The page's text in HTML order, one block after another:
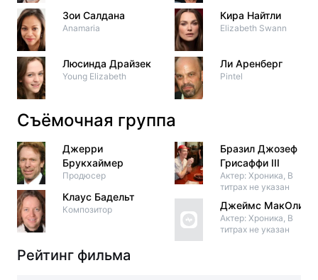
Зои Салдана
Anamaria
Люсинда Драйзек
Young Elizabeth
Кира Найтли
Elizabeth Swann
Ли Аренберг
Pintel
Съёмочная группа
Джерри
Брукхаймер
Продюсер
Клаус Бадельт
Композитор
Бразил Джозеф
Грисаффи III
Актер: Хроника, В
титрах не указан
Джеймс МакОли
Актер: Хроника, В
титрах не указан
Рейтинг фильма